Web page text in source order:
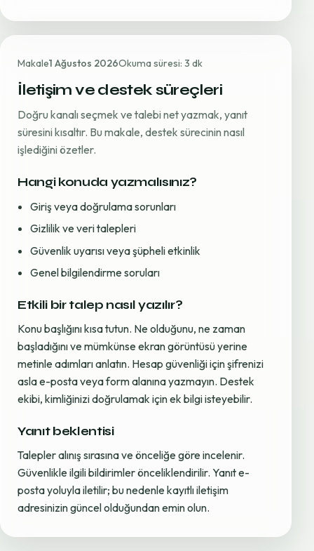
Makale1 Ağustos 2026Okuma süresi: 3 dk
İletişim ve destek süreçleri
Doğru kanalı seçmek ve talebi net yazmak, yanıt
süresini kısaltır. Bu makale, destek sürecinin nasıl
işlediğini özetler.
Hangi konuda yazmalısınız?
Giriş veya doğrulama sorunları
Gizlilik ve veri talepleri
Güvenlik uyarısı veya şüpheli etkinlik
Genel bilgilendirme soruları
Etkili bir talep nasıl yazılır?
Konu başlığını kısa tutun. Ne olduğunu, ne zaman
başladığını ve mümkünse ekran görüntüsü yerine
metinle adımları anlatın. Hesap güvenliği için şifrenizi
asla e-posta veya form alanına yazmayın. Destek
ekibi, kimliğinizi doğrulamak için ek bilgi isteyebilir.
Yanıt beklentisi
Talepler alınış sırasına ve önceliğe göre incelenir.
Güvenlikle ilgili bildirimler önceliklendirilir. Yanıt e-
posta yoluyla iletilir; bu nedenle kayıtlı iletişim
adresinizin güncel olduğundan emin olun.